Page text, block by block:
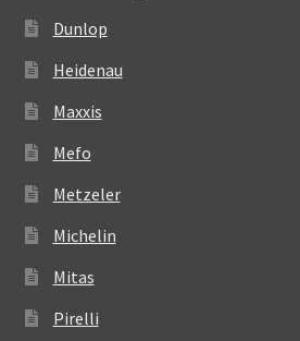
Dunlop
Heidenau
Maxxis
Mefo
Metzeler
Michelin
Mitas
Pirelli